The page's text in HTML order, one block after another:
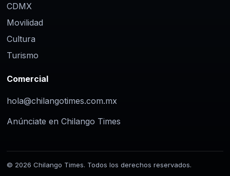
CDMX
Movilidad
Cultura
Turismo
Comercial
hola@chilangotimes.com.mx
Anúnciate en Chilango Times
© 2026 Chilango Times. Todos los derechos reservados.